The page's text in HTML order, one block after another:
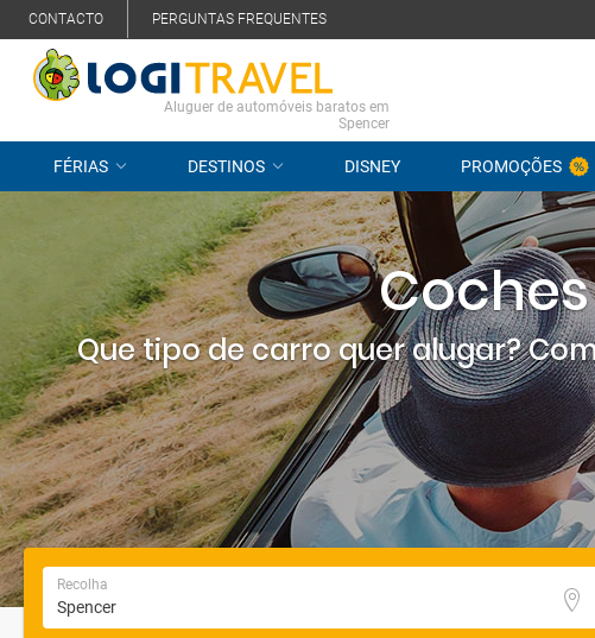
CONTACTO PERGUNTAS FREQUENTES
Aluguer de automóveis baratos em
Spencer
FÉRIAS DESTINOS DISNEY PROMOÇÕES
Que tipo de carro quer alugar?
Recolha